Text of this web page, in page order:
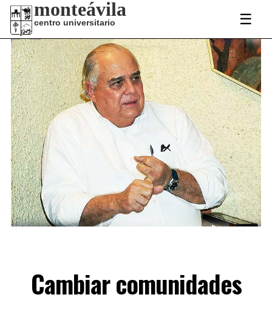
monteávila
centro universitario ☰
Cambiar comunidades